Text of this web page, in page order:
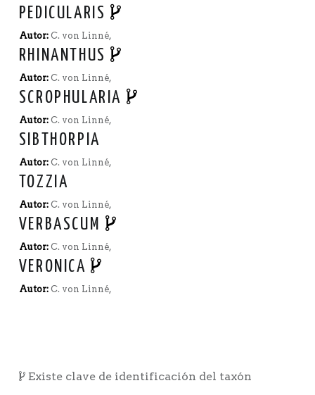
PEDICULARIS
Autor: C. von Linné,
RHINANTHUS
Autor: C. von Linné,
SCROPHULARIA
Autor: C. von Linné,
SIBTHORPIA
Autor: C. von Linné,
TOZZIA
Autor: C. von Linné,
VERBASCUM
Autor: C. von Linné,
VERONICA
Autor: C. von Linné,
Existe clave de identificación del taxón